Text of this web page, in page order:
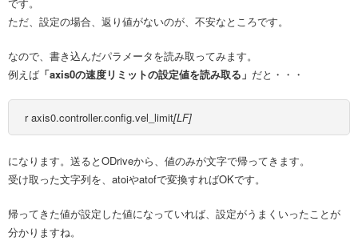
です。
ただ、設定の場合、返り値がないのが、不安なところです。
なので、書き込んだパラメータを読み取ってみます。
例えば 「axis0の速度リミットの設定値を読み取る」 だと・・・
r axis0.controller.config.vel_limit[LF]
になります。送るとODriveから、値のみが文字で帰ってきます。
受け取った文字列を、atoiやatofで変換すればOKです。
帰ってきた値が設定した値になっていれば、設定がうまくいったことが
分かりますね。